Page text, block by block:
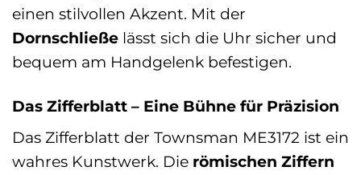
einen stilvollen Akzent. Mit der
Dornschließe lässt sich die Uhr sicher und
bequem am Handgelenk befestigen.
Das Zifferblatt – Eine Bühne für Präzision
Das Zifferblatt der Townsman ME3172 ist ein
wahres Kunstwerk. Die römischen Ziffern